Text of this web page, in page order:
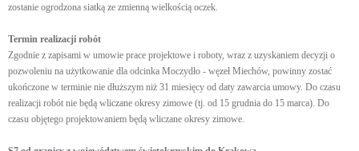
zostanie ogrodzona siatką ze zmienną wielkością oczek.
Termin realizacji robót
Zgodnie z zapisami w umowie prace projektowe i roboty, wraz z uzyskaniem decyzji o
pozwoleniu na użytkowanie dla odcinka Moczydło - węzeł Miechów, powinny zostać
ukończone w terminie nie dłuższym niż 31 miesięcy od daty zawarcia umowy. Do czasu
realizacji robót nie będą wliczane okresy zimowe (tj. od 15 grudnia do 15 marca). Do
czasu objętego projektowaniem będą wliczane okresy zimowe.